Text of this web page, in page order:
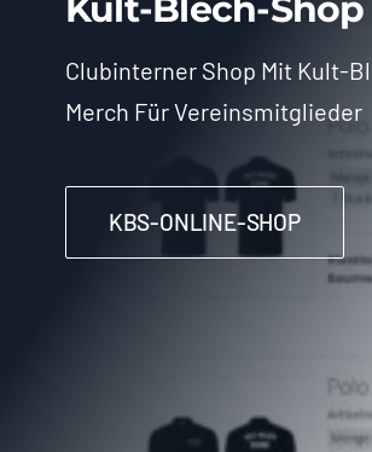
Clubinterner Shop Mit Kult-
Merch Für Vereinsmitglieder
KBS-ONLINE-SHOP